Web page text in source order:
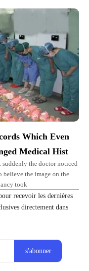
Which Even
Medical Hist
the doctor noticed
believe the image on the
took
recevoir les dernières
directement dans